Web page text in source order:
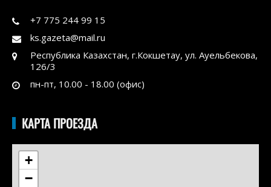
+7 775 244 99 15
ks.gazeta@mail.ru
Республика Казахстан, г.Кокшетау, ул. Ауельбекова,
126/3
пн-пт, 10.00 - 18.00 (офис)
КАРТА ПРОЕЗДА
+
−